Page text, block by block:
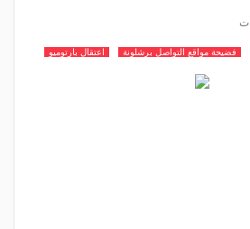
فضيحة مواقع التواصل برشلونة اعتقال بارتوميو